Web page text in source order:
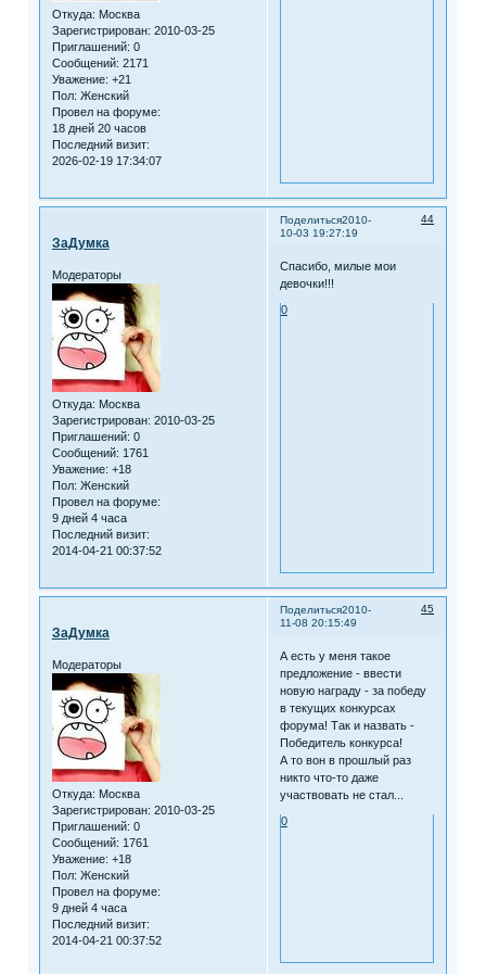
Откуда: Москва
Зарегистрирован: 2010-03-25
Приглашений: 0
Сообщений: 2171
Уважение: +21
Пол: Женский
Провел на форуме:
18 дней 20 часов
Последний визит:
2026-02-19 17:34:07
Поделиться 44
2010-
10-03 19:27:19
ЗаДумка
Модераторы
Откуда: Москва
Зарегистрирован: 2010-03-25
Приглашений: 0
Сообщений: 1761
Уважение: +18
Пол: Женский
Провел на форуме:
9 дней 4 часа
Последний визит:
2014-04-21 00:37:52
Спасибо, милые мои
девочки!!!
0
Поделиться 45
2010-
11-08 20:15:49
ЗаДумка
Модераторы
Откуда: Москва
Зарегистрирован: 2010-03-25
Приглашений: 0
Сообщений: 1761
Уважение: +18
Пол: Женский
Провел на форуме:
9 дней 4 часа
Последний визит:
2014-04-21 00:37:52
А есть у меня такое
предложение - ввести
новую награду - за победу
в текущих конкурсах
форума! Так и назвать -
Победитель конкурса!
А то вон в прошлый раз
никто что-то даже
участвовать не стал...
0